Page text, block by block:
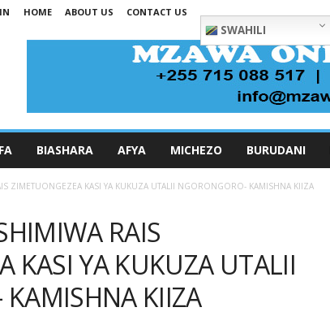
HOME ABOUT US CONTACT US
SWAHILI
BIASHARA AFYA MICHEZO BURUDANI
ZIMETUONGEZEA KASI YA KUKUZA UTALII NGORONGORO- KAMISHNA KIIZA
RAIS
KASI YA KUKUZA UTALII
KIIZA